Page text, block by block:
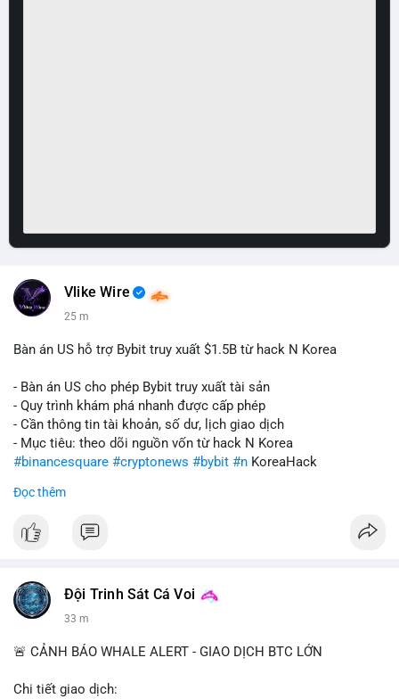
Vlike Wire
25 m
Bàn án US hỗ trợ Bybit truy xuất $1.5B từ hack N Korea
- Bàn án US cho phép Bybit truy xuất tài sản
- Quy trình khám phá nhanh được cấp phép
- Cần thông tin tài khoản, số dư, lịch giao dịch
- Mục tiêu: theo dõi nguồn vốn từ hack N Korea
#binancesquare #cryptonews #bybit #n KoreaHack
$btc $eth
#vlikevn #titanbot
Đọc thêm
Đội Trinh Sát Cá Voi
33 m
🚨 CẢNH BÁO WHALE ALERT - GIAO DỊCH BTC LỚN
Chi tiết giao dịch: